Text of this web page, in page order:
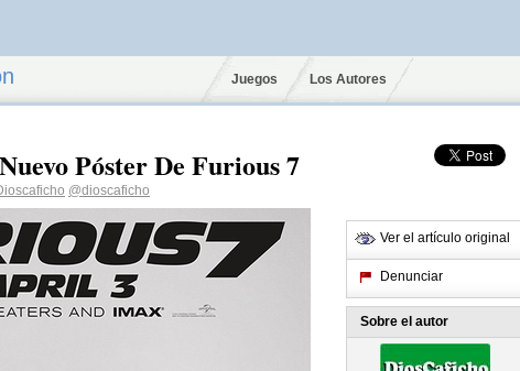
Juegos Los Autores
Póster De Furious 7
@dioscaficho
Ver el artículo original
Denunciar
Sobre el autor